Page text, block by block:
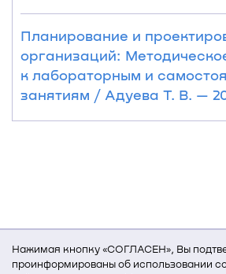
Нажимая кнопку «СОГЛАСЕН», Вы
проинформированы об использовании
Планирование и
организаций:
к лабораторным и
занятиям / Адуева Т. В. —